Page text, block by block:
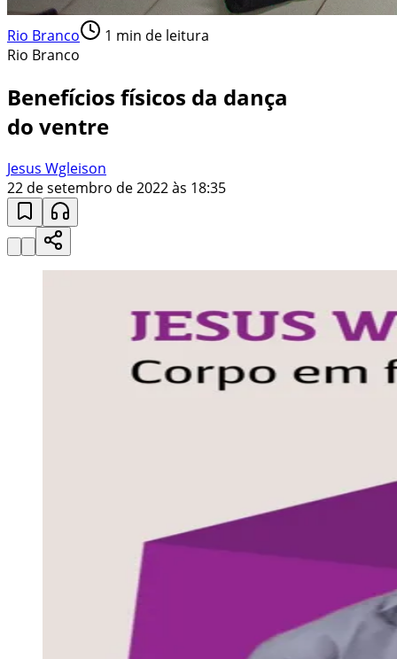
Rio Branco 1 min de leitura
Rio Branco
Benefícios físicos da dança
do ventre
Jesus Wgleison
22 de setembro de 2022 às 18:35